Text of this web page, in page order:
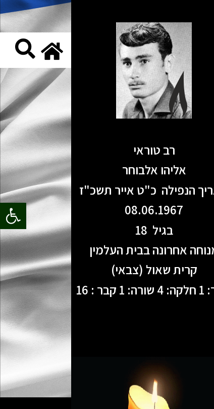
פתח
רב טוראי
אליהו אלבוחר
הנפילה כ"ט אייר תשכ"ז
08.06.1967
בגיל 18
אחרונה בבית העלמין
קרית שאול (צבאי)
: 16